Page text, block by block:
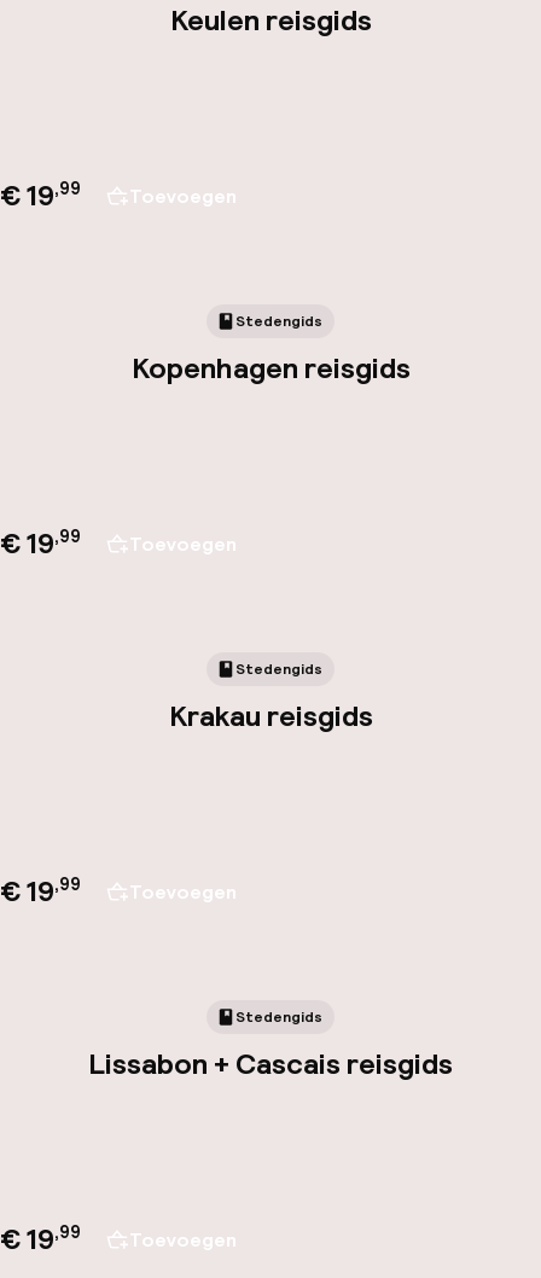
Keulen reisgids
€ 19,99 Toevoegen
Stedengids
Kopenhagen reisgids
€ 19,99 Toevoegen
Stedengids
Krakau reisgids
€ 19,99 Toevoegen
Stedengids
Lissabon + Cascais reisgids
€ 19,99 Toevoegen